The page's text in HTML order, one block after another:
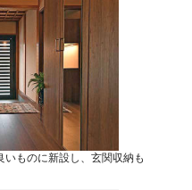
ものに新設し、玄関収納も